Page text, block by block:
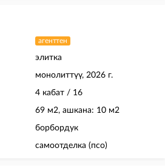
агенттен
элитка
монолиттүү, 2026 г.
4 кабат / 16
69 м2, ашкана: 10 м2
борбордук
самоотделка (псо)